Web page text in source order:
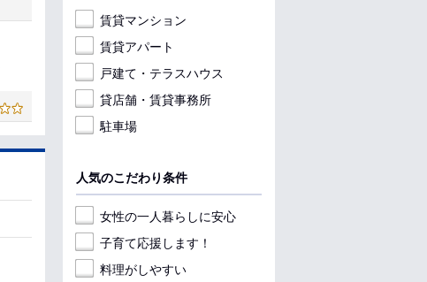
賃貸マンション
賃貸アパート
戸建て・テラスハウス
貸店舗・賃貸事務所
駐車場
人気のこだわり条件
女性の一人暮らしに安心
子育て応援します！
料理がしやすい